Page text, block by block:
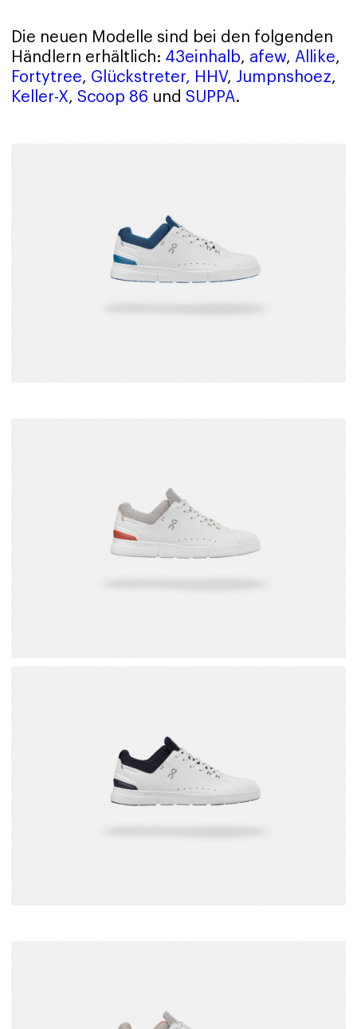
Die neuen Modelle sind bei den folgenden
Händlern erhältlich: 43einhalb, afew, Allike,
Fortytree, Glückstreter, HHV, Jumpnshoez,
Keller-X, Scoop 86 und SUPPA.